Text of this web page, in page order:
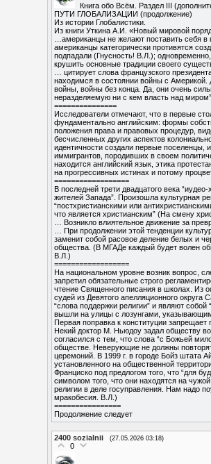
Книга обо Всём. Раздел III
ПУТИ ГЛОБАЛИЗАЦИИ (продолжение)
Из истории Глобалистики.
Из книги Уткина А.И. «Новый мировой
…американцы не желают поставить себя
американцы категорически противятся
подпадали (Гнусность! В.Л.);
крушить основные традиции своего
… цитирует слова французского
находимся в состоянии войны с
войны, войны без конца. Да, они очень
неразделяемую ни с кем власть над миром”
===============
Исследователи отмечают, что в первые
фундаментально английским: формы
положения права и правовых процедур,
бесчисленных других аспектов
идентичности создали первые поселенцы,
иммигрантов, породивших в своем
находится английский язык, этика
на прогрессивных истинах и потому
==================
В последней трети двадцатого века
жителей Запада”. Произошла культурная
“постхристианскими или
что является христианским” (На смену
… Возникло влиятельное движение за
… При продолжении этой тенденции
заменит собой расовое деление белых и
общества. (В МГАДе каждый будет волен
В.Л.)
==================
На национальном уровне возник вопрос,
запретил обязательные строго
чтение Священного писания в школах. Из
судей из Девятого апелляционного
“слова поддержки религии” и являют
вышли на улицы с лозунгами,
Первая поправка к конституции
Некий доктор М. Ньюдоу задал обществу
согласился с тем, что слова “с Божьей
обществе. Неверующие не должны
церемоний. В 1999 г. в городе Бойз штата
установленного на общественной
Франциско под предлогом того, что “для
символом того, что они находятся на
религии в деле госуправления. Нам надо
мракобесия. В.Л.)
================
Продолжение следует
2400 sozialnii (27.05.2026 03:18)
0